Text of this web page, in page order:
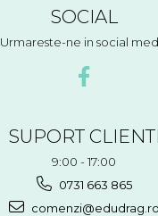
SOCIAL
Urmareste-ne in social
SUPORT CLIENTI
9:00 - 17:00
0731 663 865
comenzi@edudrag.ro